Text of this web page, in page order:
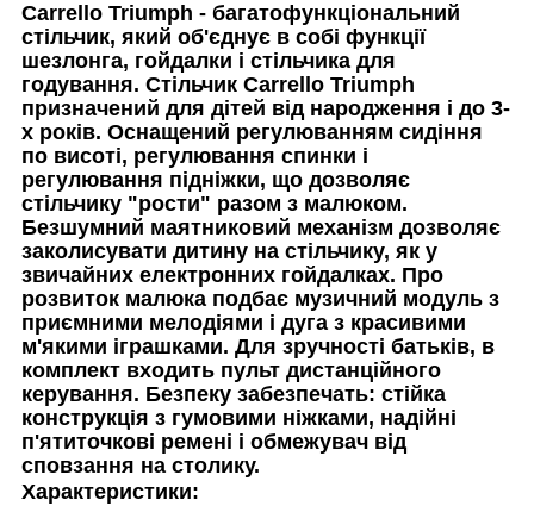
Carrello Triumph - багатофункціональний
стільчик, який об'єднує в собі функції
шезлонга, гойдалки і стільчика для
годування. Стільчик Carrello Triumph
призначений для дітей від народження і до 3-
х років. Оснащений регулюванням сидіння
по висоті, регулювання спинки і
регулювання підніжки, що дозволяє
стільчику "рости" разом з малюком.
Безшумний маятниковий механізм дозволяє
заколисувати дитину на стільчику, як у
звичайних електронних гойдалках. Про
розвиток малюка подбає музичний модуль з
приємними мелодіями і дуга з красивими
м'якими іграшками. Для зручності батьків, в
комплект входить пульт дистанційного
керування. Безпеку забезпечать: стійка
конструкція з гумовими ніжками, надійні
п'ятиточкові ремені і обмежувач від
сповзання на столику.
Характеристики: